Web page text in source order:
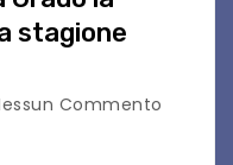
stagione
Commento